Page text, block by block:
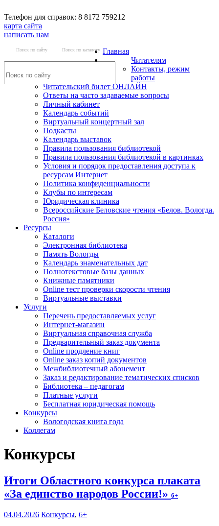
Телефон для справок: 8 8172 759212
карта сайта
написать нам
Поиск по сайту Поиск по каталогу Главная
Читателям
Контакты, режим
работы
Читательский билет ОНЛАЙН
Ответы на часто задаваемые вопросы
Личный кабинет
Календарь событий
Виртуальный концертный зал
Подкасты
Календарь выставок
Правила пользования библиотекой
Правила пользования библиотекой в картинках
Условия и порядок предоставления доступа к
ресурсам Интернет
Политика конфиденциальности
Клубы по интересам
Юридическая клиника
Всероссийские Беловские чтения «Белов. Вологда.
Россия»
Ресурсы
Каталоги
Электронная библиотека
Память Вологды
Календарь знаменательных дат
Полнотекстовые базы данных
Книжные памятники
Online тест проверки скорости чтения
Виртуальные выставки
Услуги
Перечень предоставляемых услуг
Интернет-магазин
Виртуальная справочная служба
Предварительный заказ документа
Online продление книг
Online заказ копий документов
Межбиблиотечный абонемент
Заказ и редактирование тематических списков
Библиотека – педагогам
Платные услуги
Бесплатная юридическая помощь
Конкурсы
Вологодская книга года
Коллегам
Конкурсы
Итоги Областного конкурса плаката
«За единство народов России!» 6+
04.04.2026 Конкурсы, 6+